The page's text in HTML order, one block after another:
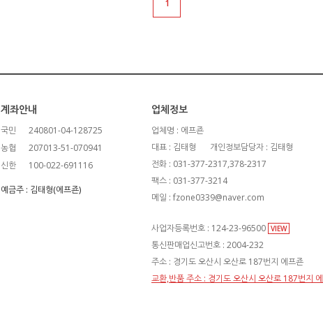
1
계좌안내
국민
240801-04-128725
농협
207013-51-070941
신한
100-022-691116
예금주 : 김태형(에프죤)
업체정보
업체명 : 에프죤
대표 : 김태형
개인정보담당자 : 김태형
전화 : 031-377-2317,378-2317
팩스 : 031-377-3214
메일 : fzone0339@naver.com
사업자등록번호 : 124-23-96500 VIEW
통신판매업신고번호 : 2004-232
주소 : 경기도 오산시 오산로 187번지 에프죤
교환,반품 주소 : 경기도 오산시 오산로 187번지